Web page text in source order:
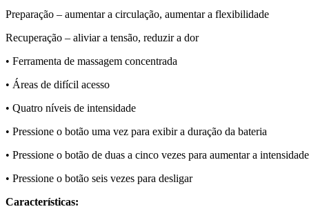
Preparação – aumentar a circulação, aumentar a flexibilidade
Recuperação – aliviar a tensão, reduzir a dor
• Ferramenta de massagem concentrada
• Áreas de difícil acesso
• Quatro níveis de intensidade
• Pressione o botão uma vez para exibir a duração da bateria
• Pressione o botão de duas a cinco vezes para aumentar a intensidade
• Pressione o botão seis vezes para desligar
Características: